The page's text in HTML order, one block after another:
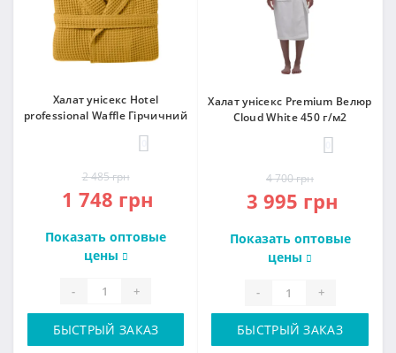
Халат унісекс Hotel
professional Waffle Гірчичний
2 485 грн
1 748 грн
Показать оптовые
цены
- +
БЫСТРЫЙ ЗАКАЗ
Халат унісекс Premium Велюр
Cloud White 450 г/м2
4 700 грн
3 995 грн
Показать оптовые
цены
- +
БЫСТРЫЙ ЗАКАЗ